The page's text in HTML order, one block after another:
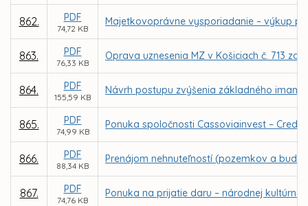
862. PDF
74,72 KB
Majetkovoprávne vysporiadanie – výkup
863. PDF
76,33 KB
Oprava uznesenia MZ v Košiciach č. 713
864. PDF
155,59 KB
Návrh postupu zvýšenia základného
865. PDF
74,99 KB
Ponuka spoločnosti Cassoviainvest –
866. PDF
88,34 KB
Prenájom nehnuteľností (pozemkov a
867. PDF
74,76 KB
Ponuka na prijatie daru – národnej